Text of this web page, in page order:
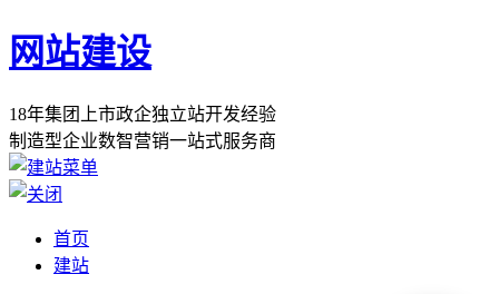
网站建设
18年集团 上市政企独立站开发经验
制 造型企业数智营销一站式服务商
首页
建站